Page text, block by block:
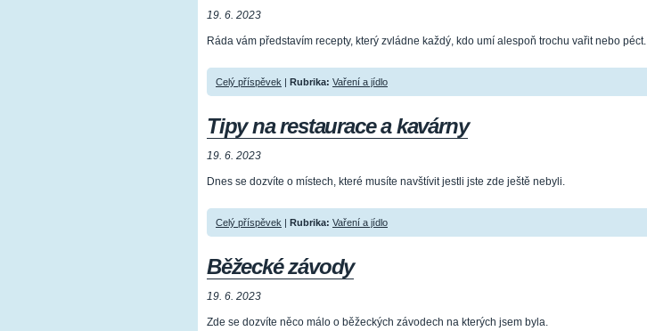
19. 6. 2023
Ráda vám představím recepty, který zvládne každý, kdo umí alespoň trochu vařit nebo péct.
Celý příspěvek | Rubrika: Vaření a jídlo
Tipy na restaurace a kavárny
19. 6. 2023
Dnes se dozvíte o místech, které musíte navštívit jestli jste zde ještě nebyli.
Celý příspěvek | Rubrika: Vaření a jídlo
Běžecké závody
19. 6. 2023
Zde se dozvíte něco málo o běžeckých závodech na kterých jsem byla.